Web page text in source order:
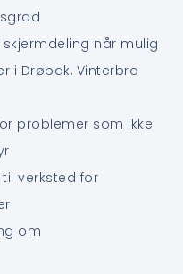
når mulig
i Drøbak, Vinterbro
problemer som ikke
verksted for
om